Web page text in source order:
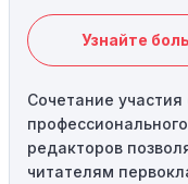
Узнайте
Сочетание
редакторов
читателям